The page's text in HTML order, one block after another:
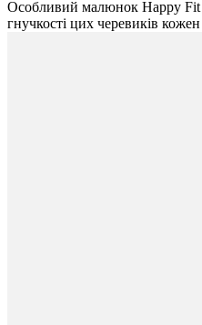
Особливий малюнок Happy Fit
гнучкості цих черевиків